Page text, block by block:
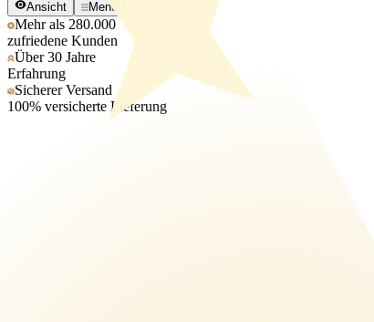
Ansicht Menü
Mehr als 280.000
zufriedene Kunden
Über 30 Jahre
Erfahrung
Sicherer Versand
100% versicherte Lieferung